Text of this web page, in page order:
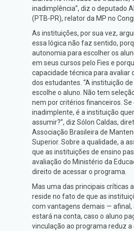
inadimplência”, diz o deputado
(PTB-PR), relator da MP no
As instituições, por sua vez,
essa lógica não faz sentido,
autonomia para escolher os
em seus cursos pelo Fies e
capacidade técnica para avaliar
dos estudantes. “A instituição
escolhe o aluno. Não tem
nem por critérios financeiros. Se
inadimplente, é a instituição
assumir?”, diz Sólon Caldas,
Associação Brasileira de
Superior. Sobre a qualidade, a
que as instituições de ensino
avaliação do Ministério da
direito de acessar o programa.
Mas uma das principais críticas
reside no fato de que as
com vantagens demais — afinal,
estará na conta, caso o aluno
vinculação ao programa reduz a